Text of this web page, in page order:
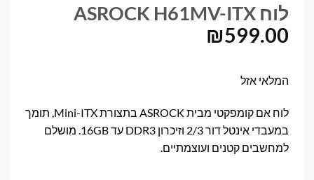
לוח ASROCK H61MV-ITX
₪599.00
המלאי אזל
לוח אם קומפקטי מבית ASROCK בתצורת Mini-ITX, תומך
במעבדי אינטל דור 2/3 וזיכרון DDR3 עד 16GB. מושלם
למחשבים קטנים ועוצמתיים.